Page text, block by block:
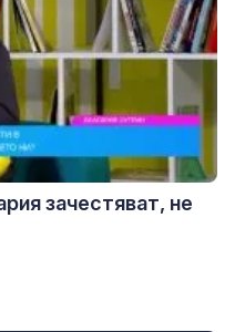
зачестяват, не